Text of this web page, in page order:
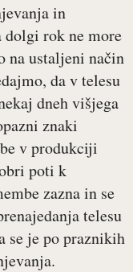
in
dolgi rok ne more
na ustaljeni način
da v telesu
dneh višjega
znaki
v produkciji
poti k
zazna in se
telesu
se je po praznikih